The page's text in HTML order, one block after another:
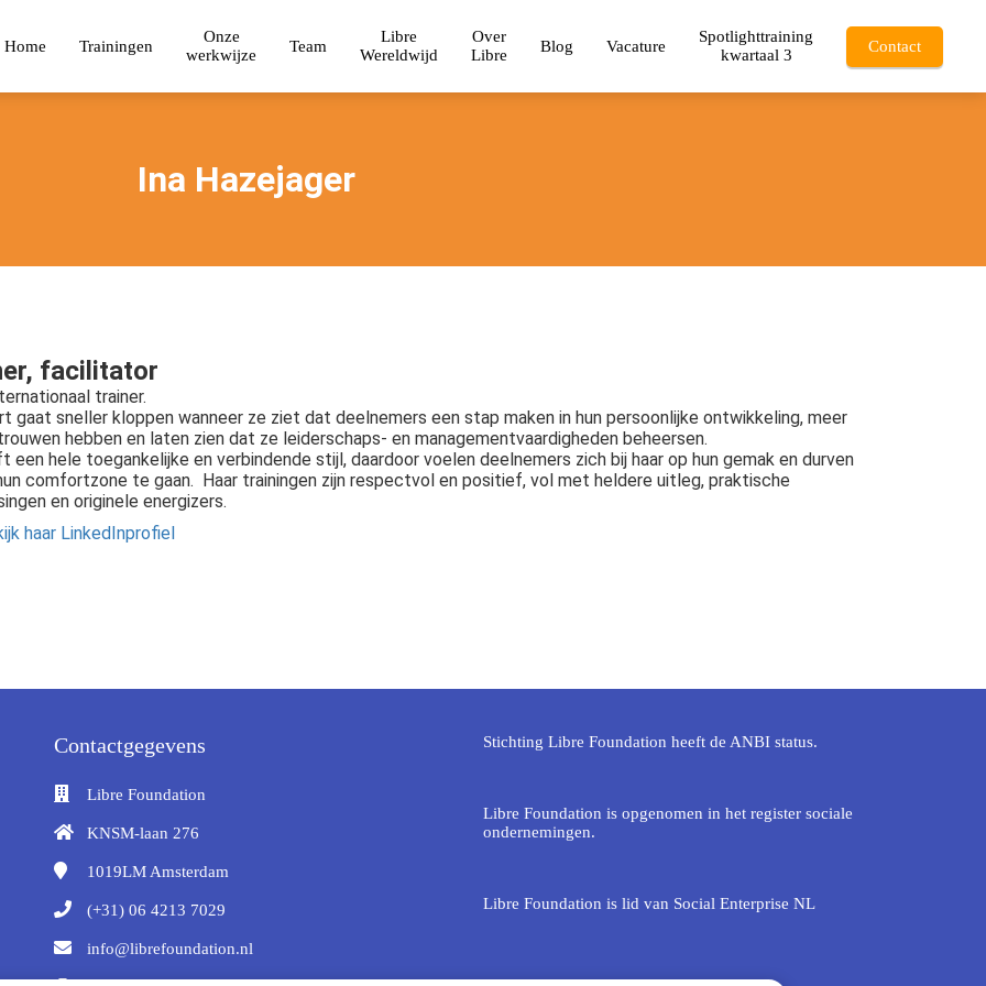
Home Trainingen
Onze
werkwijze
Team
Libre
Wereldwijd
Over
Libre
Blog Vacature
Spotlighttraining
kwartaal 3
Contact
Ina Hazejager
facilitator
trainer.
gaat sneller kloppen wanneer ze ziet dat deelnemers een stap maken in hun persoonlijke ontwikkeling, meer
hebben en laten zien dat ze leiderschaps- en managementvaardigheden beheersen.
een hele toegankelijke en verbindende stijl, daardoor voelen deelnemers zich bij haar op hun gemak en durven
comfortzone te gaan. Haar trainingen zijn respectvol en positief, vol met heldere uitleg, praktische
en originele energizers.
haar LinkedInprofiel
Contactgegevens
Libre Foundation
KNSM-laan 276
1019LM Amsterdam
(+31) 06 4213 7029
info@librefoundation.nl
Stichting Libre Foundation heeft de ANBI status.
Libre Foundation is opgenomen in het register sociale
ondernemingen.
Libre Foundation is lid van Social Enterprise NL